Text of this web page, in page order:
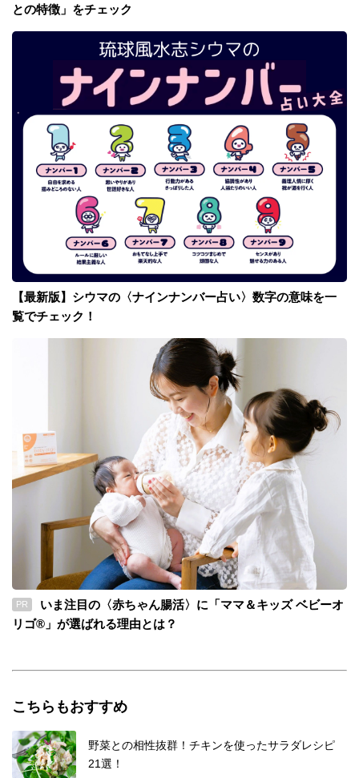
との特徴」をチェック
【最新版】シウマの〈ナインナンバー占い〉数字の意味を一
覧でチェック！
PR
いま注目の〈赤ちゃん腸活〉に「ママ＆キッズ ベビーオ
リゴ®」が選ばれる理由とは？
こちらもおすすめ
野菜との相性抜群！チキンを使ったサラダレシピ
21選！